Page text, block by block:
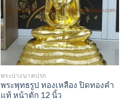
พระปางนาคปรก
พระพุทธรูป ทองเหลือง ปิดทองคำ
แท้ หน้าตัก 12 นิ้ว